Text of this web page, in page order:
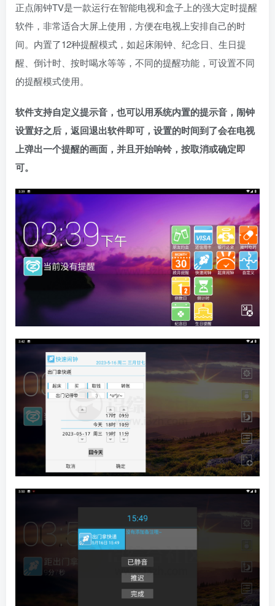
正点闹钟TV是一款运行在智能电视和盒子上的强大定时提醒
软件，非常适合大屏上使用，方便在电视上安排自己的时
间。内置了12种提醒模式，如起床闹钟、纪念日、生日提
醒、倒计时、按时喝水等等，不同的提醒功能，可设置不同
的提醒模式使用。
软件支持自定义提示音，也可以用系统内置的提示音，闹钟
设置好之后，返回退出软件即可，设置的时间到了会在电视
上弹出一个提醒的画面，并且开始响铃，按取消或确定即
可。